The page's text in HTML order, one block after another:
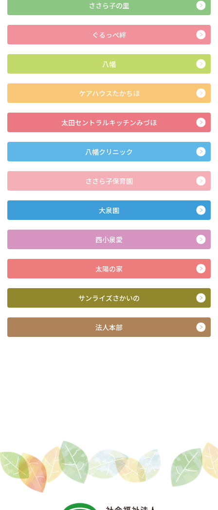
ささら子の里
ぐるっぺ絆
八幡
ケアハウスたかちほ
太田セントラルキッチンみづほ
八幡クリニック
ささら子保育園
大泉園
西小泉愛
太陽の家
サンライズさかいの
法人本部